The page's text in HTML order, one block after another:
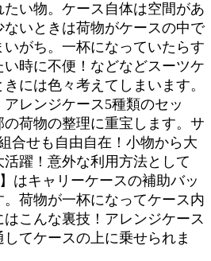
い物。ケース自体は空間があ
いときは荷物がケースの中で
がち。一杯になっていたらす
い時に不便！などなどスーツケ
には色々考えてしまいます。
レンジケース5種類のセッ
の荷物の整理に重宝します。サ
合せも自由自在！小物から大
躍！意外な利用方法として
はキャリーケースの補助バッ
荷物が一杯になってケース内
こんな裏技！アレンジケース
てケースの上に乗せられま